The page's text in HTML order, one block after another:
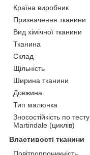
Країна виробник
Призначення тканини
Вид хімічної тканини
Тканина
Склад
Щільність
Ширина тканини
Довжина
Тип малюнка
Зносостійкість по тесту
Martindale (циклів)
Властивості тканини
Повітропроникність